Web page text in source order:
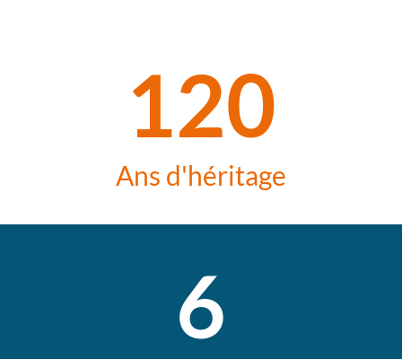
120
Ans d'héritage
6